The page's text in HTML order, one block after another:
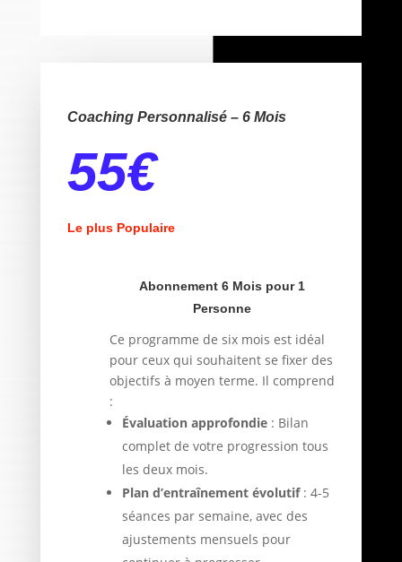
Coaching Personnalisé – 6 Mois
55€
Le plus Populaire
Abonnement 6 Mois pour 1
Personne
Ce programme de six mois est idéal
pour ceux qui souhaitent se fixer des
objectifs à moyen terme. Il comprend
:
Évaluation approfondie: Bilan
complet de votre progression tous
les deux mois.
Plan d’entraînement évolutif: 4-5
séances par semaine, avec des
ajustements mensuels pour